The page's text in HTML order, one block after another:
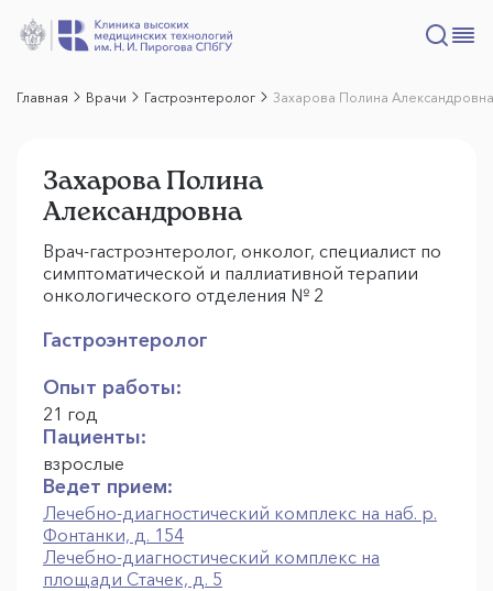
Главная Врачи Гастроэнтеролог Захарова Полина
Захарова Полина
Александровна
Врач-гастроэнтеролог, онколог, специалист по
симптоматической и паллиативной терапии
онкологического отделения № 2
Гастроэнтеролог
Опыт работы:
21 год
Пациенты:
взрослые
Ведет прием:
Лечебно-диагностический комплекс на наб. р.
Фонтанки, д. 154
Лечебно-диагностический комплекс на
площади Стачек, д. 5